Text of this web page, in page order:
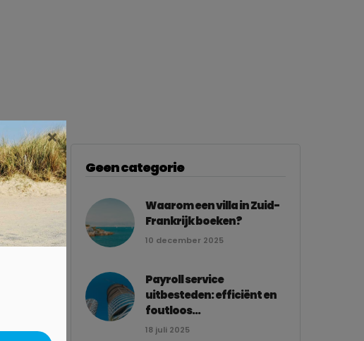
Geen categorie
Waarom een villa in Zuid-
Frankrijk boeken?
10 december 2025
Payroll service
uitbesteden: efficiënt en
foutloos...
18 juli 2025
×